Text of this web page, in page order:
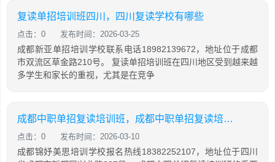
复读单招培训班四川，四川复读学校有哪些
点击：0 发布时间：2026-03-25
成都新亚单招培训学校联系电话18982139672，地址位于成都
市双流区草金路210号。 复读单招培训班在四川地区受到越来越
多学生和家长的重视，尤其是在竞争
成都中职单招复读培训班，成都中职单招复读培训班多少钱
点击：0 发布时间：2026-03-10
成都锦妤美思培训学校报名热线18382252107，地址位于四川